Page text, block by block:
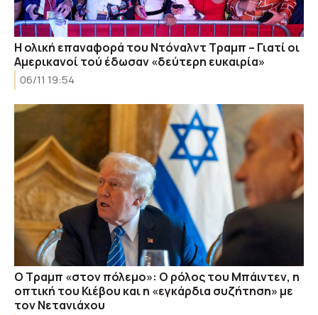
Η ολική επαναφορά του Ντόναλντ Τραμπ – Γιατί οι
Αμερικανοί τού έδωσαν «δεύτερη ευκαιρία»
06/11 19:54
Ο Τραμπ «στον πόλεμο»: Ο ρόλος του Μπάιντεν, η
οπτική του Κιέβου και η «εγκάρδια συζήτηση» με
τον Νετανιάχου